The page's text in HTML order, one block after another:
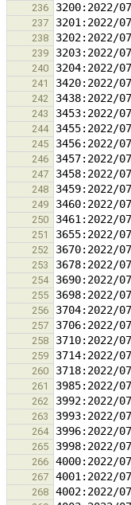
236
237
238
239
240
241
242
243
244
245
246
247
248
249
250
251
252
253
254
255
256
257
258
259
260
261
262
263
264
265
266
267
268